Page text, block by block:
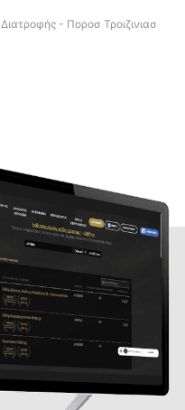
- Ποροσ Τροιζινιασ